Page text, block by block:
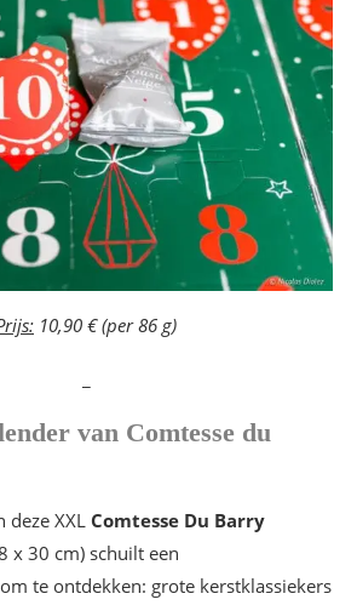
10,90 € (per 86 g)
van Comtesse du
deze XXL Comtesse Du Barry
x 30 cm) schuilt een
te ontdekken: grote kerstklassiekers